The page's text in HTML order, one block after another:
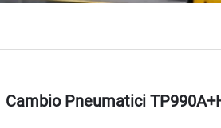
Cambio Pneumatici